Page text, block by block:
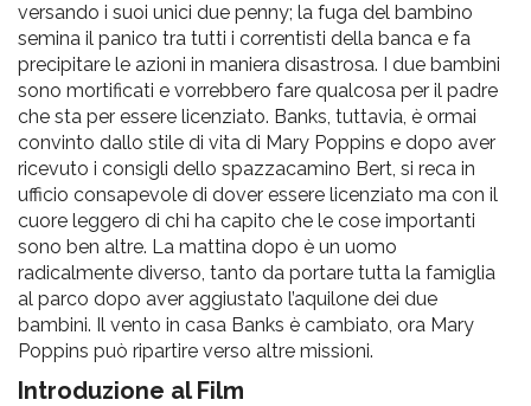
versando i suoi unici due penny; la fuga del bambino
semina il panico tra tutti i correntisti della banca e fa
precipitare le azioni in maniera disastrosa. I due bambini
sono mortificati e vorrebbero fare qualcosa per il padre
che sta per essere licenziato. Banks, tuttavia, è ormai
convinto dallo stile di vita di Mary Poppins e dopo aver
ricevuto i consigli dello spazzacamino Bert, si reca in
ufficio consapevole di dover essere licenziato ma con il
cuore leggero di chi ha capito che le cose importanti
sono ben altre. La mattina dopo è un uomo
radicalmente diverso, tanto da portare tutta la famiglia
al parco dopo aver aggiustato l’aquilone dei due
bambini. Il vento in casa Banks è cambiato, ora Mary
Poppins può ripartire verso altre missioni.
Introduzione al Film